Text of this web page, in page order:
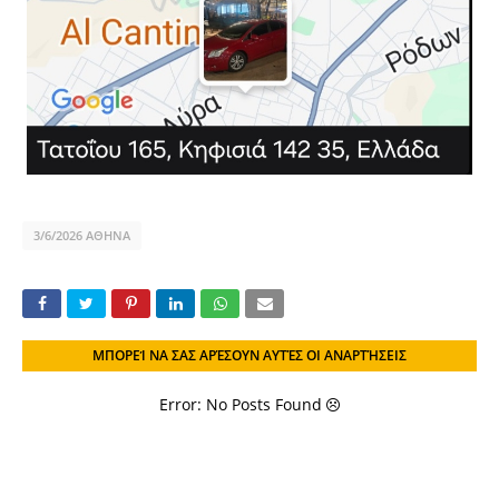
3/6/2026 ΑΘΗΝΑ
ΜΠΟΡΕΊ ΝΑ ΣΑΣ ΑΡΈΣΟΥΝ ΑΥΤΈΣ ΟΙ ΑΝΑΡΤΉΣΕΙΣ
Error: No Posts Found